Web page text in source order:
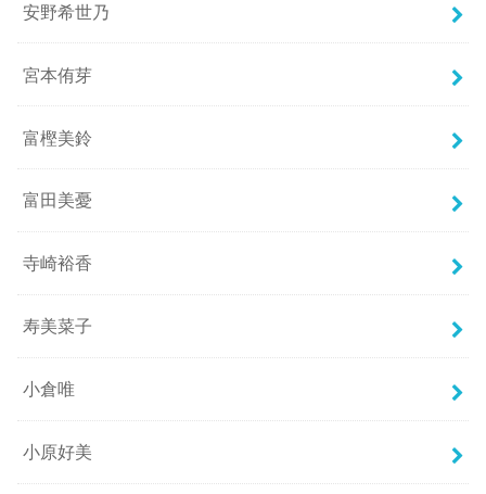
安野希世乃
宮本侑芽
富樫美鈴
富田美憂
寺崎裕香
寿美菜子
小倉唯
小原好美